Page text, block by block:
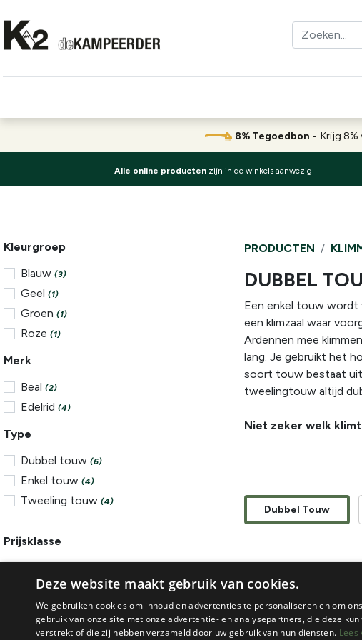
8% Tegoedbon - Krijg 8%
Alle online producten zijn in de winkels aanwezig
Kleurgroep
Blauw (3)
Geel (1)
Groen (1)
Roze (1)
Merk
Beal (2)
Edelrid (4)
Type
Dubbel touw (6)
Enkel touw (4)
Tweeling touw (4)
Prijsklasse
€ 174,95 € 249,95
PRODUCTEN
DUBBEL
Een enkel touw wordt
een klimzaal waar
Ardennen mee
lang. Je gebruikt het
soort touw bestaat
tweelingtouw altijd
Niet zeker welk
Dubbel Touw
Deze website maakt gebruik van cookies.
We gebruiken cookies om inhoud en advertenties te personaliseren en om
gebruik van onze site met onze advertentie- en analysepartners, die deze
verstrekt of die zij hebben verzameld door uw gebruik van hun diensten. Lees